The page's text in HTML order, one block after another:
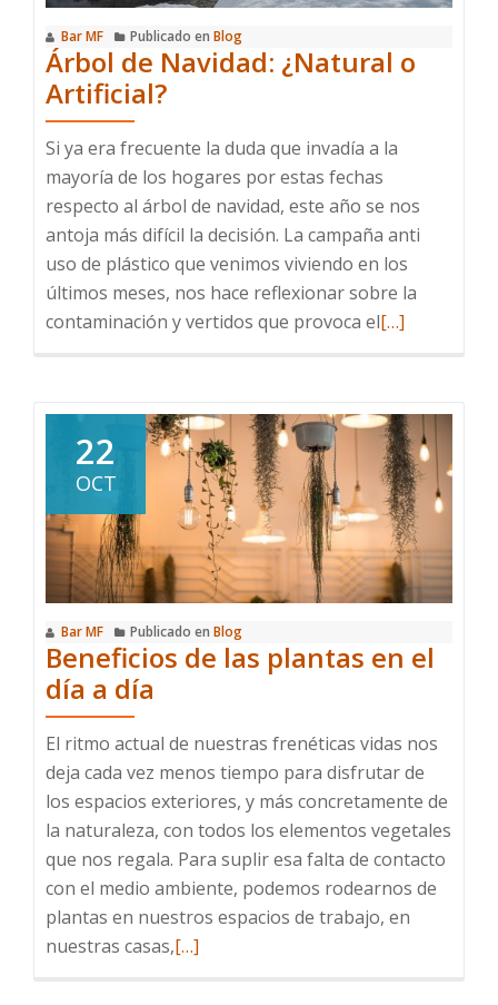
Bar MF Publicado en Blog
Árbol de Navidad: ¿Natural o
Artificial?
Si ya era frecuente la duda que invadía a la
mayoría de los hogares por estas fechas
respecto al árbol de navidad, este año se nos
antoja más difícil la decisión. La campaña anti
uso de plástico que venimos viviendo en los
últimos meses, nos hace reflexionar sobre la
contaminación y vertidos que provoca elLeer
de
Navidad:
¿Natural
o
Artificial?
[…]
22
OCT
Bar MF Publicado en Blog
Beneficios de las plantas en el
día a día
El ritmo actual de nuestras frenéticas vidas nos
deja cada vez menos tiempo para disfrutar de
los espacios exteriores, y más concretamente de
la naturaleza, con todos los elementos vegetales
que nos regala. Para suplir esa falta de contacto
con el medio ambiente, podemos rodearnos de
plantas en nuestros espacios de trabajo, en
nuestras casas,Leer
[…]